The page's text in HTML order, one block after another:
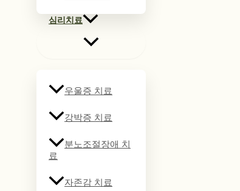
심리치료
우울증 치료
강박증 치료
분노조절장애 치
료
자존감 치료